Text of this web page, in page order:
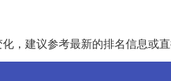
，建议参考最新的排名信息或